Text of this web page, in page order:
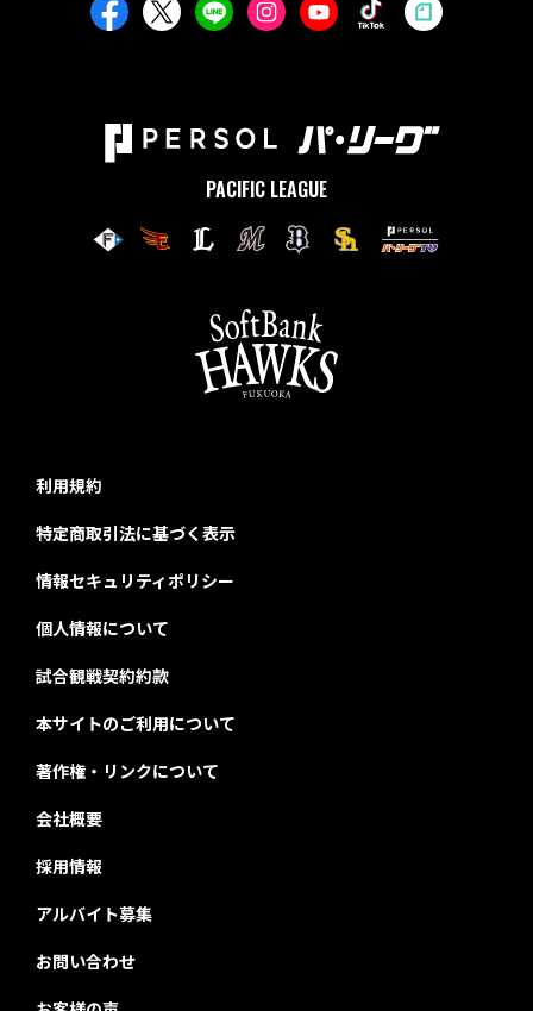
PACIFIC LEAGUE
利用規約
特定商取引法に基づく表示
情報セキュリティポリシー
個人情報について
試合観戦契約約款
本サイトのご利用について
著作権・リンクについて
会社概要
採用情報
アルバイト募集
お問い合わせ